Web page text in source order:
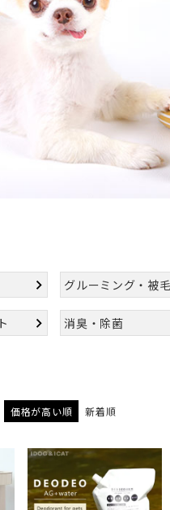
グルーミング・被毛
消臭・除菌
価格が高い順 新着順